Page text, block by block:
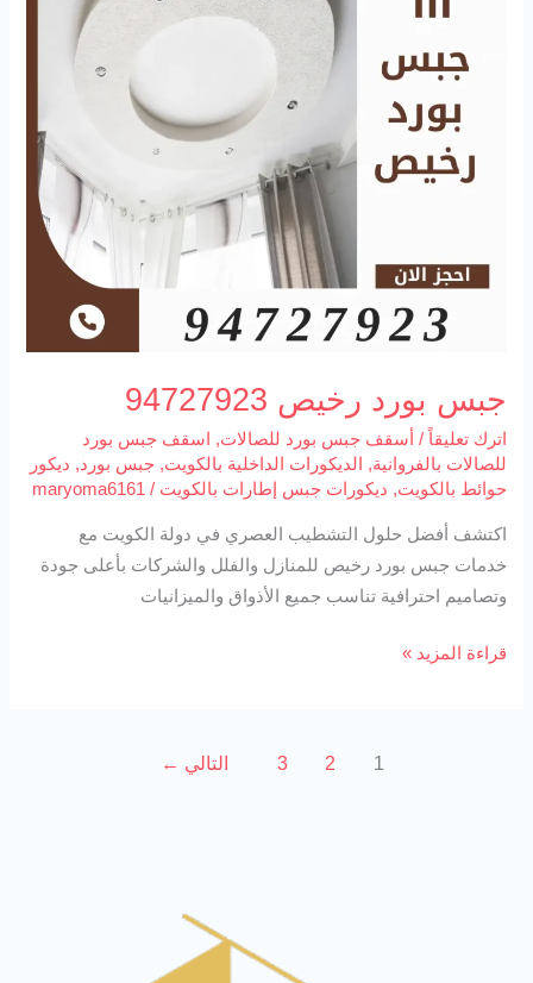
جبس بورد رخيص 94727923
اترك تعليقاً / أسقف جبس بورد للصالات,
اسقف جبس بورد
للصالات بالفروانية, الديكورات الداخلية بالكويت, جبس بورد, ديكور
حوائط بالكويت, ديكورات جبس إطارات بالكويت /
maryoma6161
اكتشف أفضل حلول التشطيب العصري في دولة الكويت مع
خدمات جبس بورد رخيص للمنازل والفلل والشركات بأعلى جودة
وتصاميم احترافية تناسب جميع الأذواق والميزانيات
قراءة المزيد »
1
2
3 التالي ←